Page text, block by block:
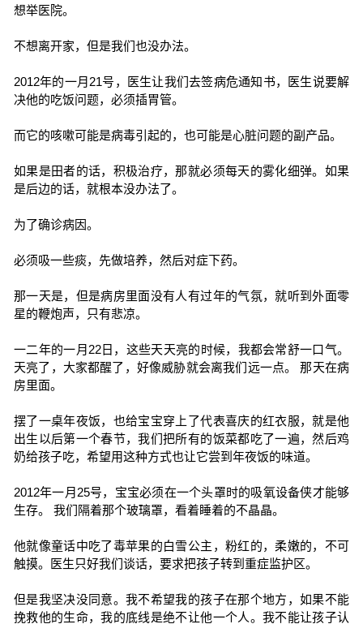
想举医院。
不想离开家，但是我们也没办法。
2012年的一月21号，医生让我们去签病危通知书，医生说要解
决他的吃饭问题，必须插胃管。
而它的咳嗽可能是病毒引起的，也可能是心脏问题的副产品。
如果是田者的话，积极治疗，那就必须每天的雾化细弹。如果
是后边的话，就根本没办法了。
为了确诊病因。
必须吸一些痰，先做培养，然后对症下药。
那一天是，但是病房里面没有人有过年的气氛，就听到外面零
星的鞭炮声，只有悲凉。
一二年的一月22日，这些天天亮的时候，我都会常舒一口气。
天亮了，大家都醒了，好像威胁就会离我们远一点。 那天在病
房里面。
摆了一桌年夜饭，也给宝宝穿上了代表喜庆的红衣服，就是他
出生以后第一个春节，我们把所有的饭菜都吃了一遍，然后鸡
奶给孩子吃，希望用这种方式也让它尝到年夜饭的味道。
2012年一月25号，宝宝必须在一个头罩时的吸氧设备侠才能够
生存。 我们隔着那个玻璃罩，看着睡着的不晶晶。
他就像童话中吃了毒苹果的白雪公主，粉红的，柔嫩的，不可
触摸。医生只好我们谈话，要求把孩子转到重症监护区。
但是我坚决没同意。我不希望我的孩子在那个地方，如果不能
挽救他的生命，我的底线是绝不让他一个人。我不能让孩子认